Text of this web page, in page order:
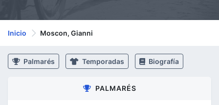
Inicio Moscon, Gianni
Palmarés Temporadas Biografía
PALMARÉS